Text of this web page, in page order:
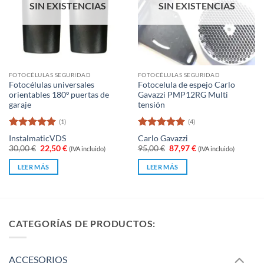
SIN EXISTENCIAS
FOTOCÉLULAS SEGURIDAD
Fotocélulas universales
orientables 180º puertas de
garaje
Valorado
con5 de 5
(1)
InstalmaticVDS
30,00€ El
precio
original
era:
22,50€El
precio
(IVA incluido)
LEER MÁS
SIN EXISTENCIAS
FOTOCÉLULAS SEGURIDAD
Fotocelula de espejo Carlo
Gavazzi PMP12RG Multi
tensión
Valorado
con5 de 5
(4)
Carlo Gavazzi
95,00€ El
precio
original
era:
87,97€El
precio
(IVA incluido)
LEER MÁS
CATEGORÍAS DE PRODUCTOS:
ACCESORIOS